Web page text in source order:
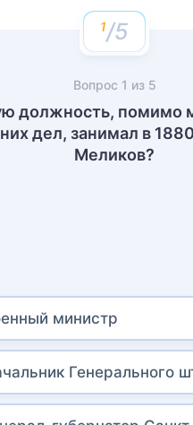
/5
Вопрос 1 из 5
должность, помимо
дел, занимал в
Меликов?
министр
Генерального